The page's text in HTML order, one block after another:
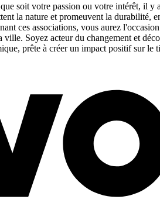
soit votre passion ou votre intérêt, il y
la nature et promeuvent la durabilité,
ces associations, vous aurez
Soyez acteur du changement et
prête à créer un impact positif sur le